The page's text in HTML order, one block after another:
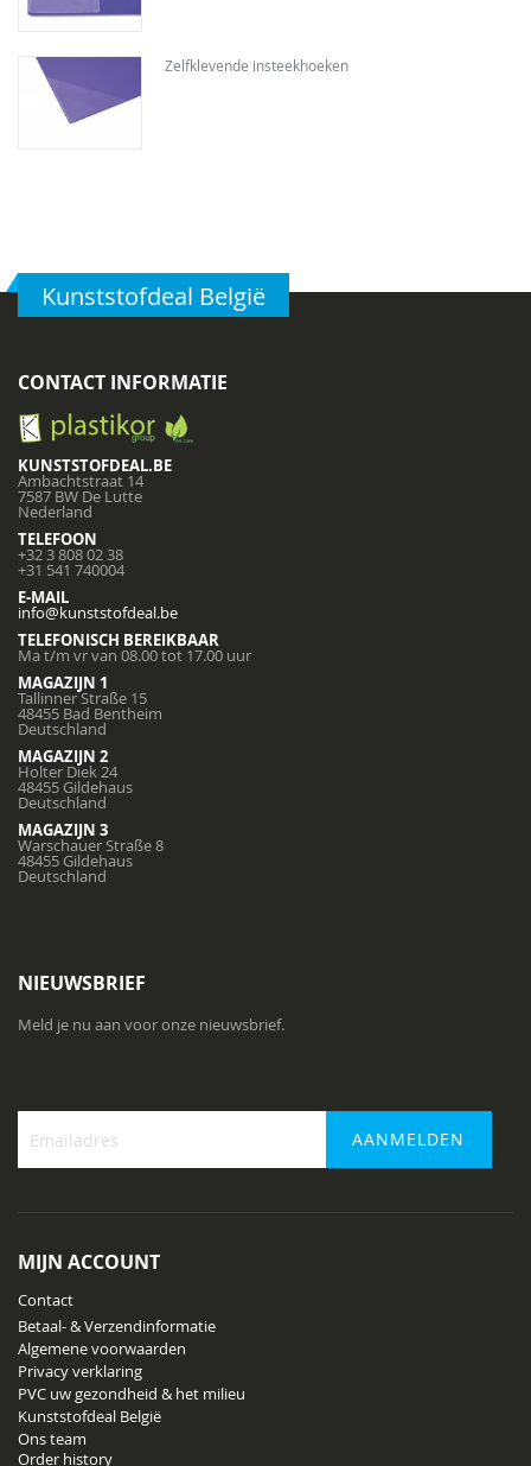
Zelfklevende insteekhoeken
Kunststofdeal België
CONTACT INFORMATIE
KUNSTSTOFDEAL.BE
Ambachtstraat 14
7587 BW De Lutte
Nederland
TELEFOON
+32 3 808 02 38
+31 541 740004
E-MAIL
info@kunststofdeal.be
TELEFONISCH BEREIKBAAR
Ma t/m vr van 08.00 tot 17.00 uur
MAGAZIJN 1
Tallinner Straße 15
48455 Bad Bentheim
Deutschland
MAGAZIJN 2
Holter Diek 24
48455 Gildehaus
Deutschland
MAGAZIJN 3
Warschauer Straße 8
48455 Gildehaus
Deutschland
NIEUWSBRIEF
Meld je nu aan voor onze nieuwsbrief.
nieuwsbrief
AANMELDEN
MIJN ACCOUNT
Contact
Betaal- & Verzendinformatie
Algemene voorwaarden
Privacy verklaring
PVC uw gezondheid & het milieu
Kunststofdeal België
Ons team
Order history